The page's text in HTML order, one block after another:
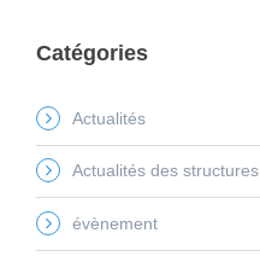
Catégories
Actualités
Actualités des structures
évènement